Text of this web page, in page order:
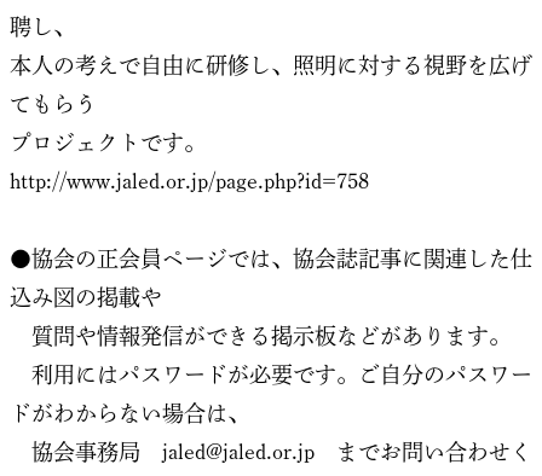
聘し、
本人の考えで自由に研修し、照明に対する視野を広げ
てもらう
プロジェクトです。
http://www.jaled.or.jp/page.php?id=758
●協会の正会員ページでは、協会誌記事に関連した仕
込み図の掲載や
質問や情報発信ができる掲示板などがあります。
利用にはパスワードが必要です。ご自分のパスワー
ドがわからない場合は、
協会事務局 jaled@jaled.or.jpまでお問い合わせく